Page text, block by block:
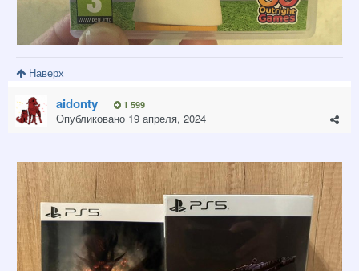
Наверх
aidonty 1 599
Опубликовано 19 апреля, 2024